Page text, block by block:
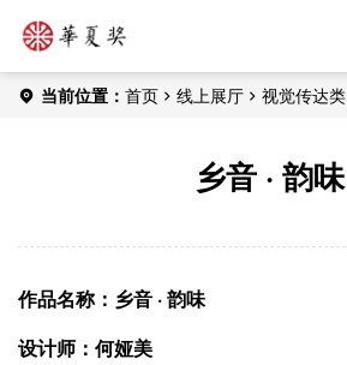
当前位置： 首页 线上展厅 视觉传达类
乡音 · 韵味
作品名称：乡音 · 韵味
设计师：何娅美